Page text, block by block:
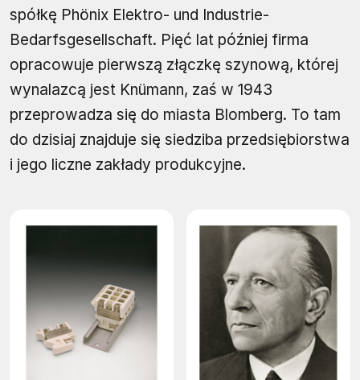
spółkę Phönix Elektro- und Industrie-
Bedarfsgesellschaft. Pięć lat później firma
opracowuje pierwszą złączkę szynową, której
wynalazcą jest Knümann, zaś w 1943
przeprowadza się do miasta Blomberg. To tam
do dzisiaj znajduje się siedziba przedsiębiorstwa
i jego liczne zakłady produkcyjne.